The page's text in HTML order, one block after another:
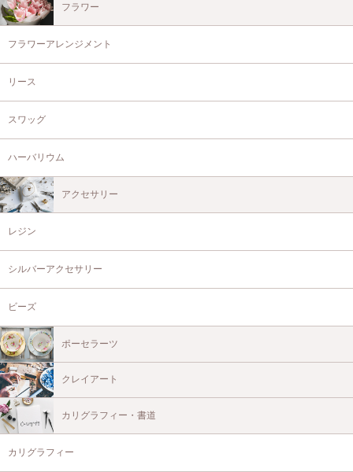
フラワー
フラワーアレンジメント
リース
スワッグ
ハーバリウム
アクセサリー
レジン
シルバーアクセサリー
ビーズ
ポーセラーツ
クレイアート
カリグラフィー・書道
カリグラフィー